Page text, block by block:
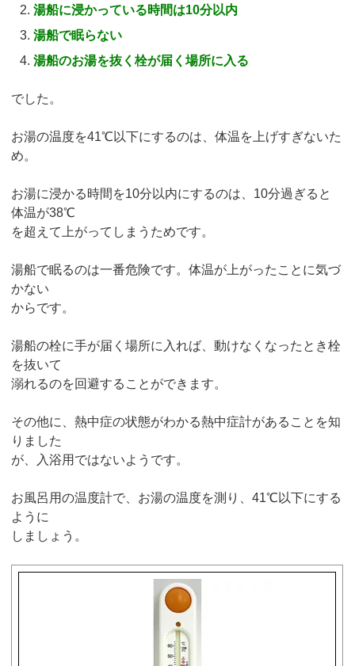
湯船に浸かっている時間は10分以内
湯船で眠らない
湯船のお湯を抜く栓が届く場所に入る
でした。
お湯の温度を41℃以下にするのは、体温を上げすぎないた
め。
お湯に浸かる時間を10分以内にするのは、10分過ぎると
体温が38℃
を超えて上がってしまうためです。
湯船で眠るのは一番危険です。体温が上がったことに気づ
かない
からです。
湯船の栓に手が届く場所に入れば、動けなくなったとき栓
を抜いて
溺れるのを回避することができます。
その他に、熱中症の状態がわかる熱中症計があることを知
りました
が、入浴用ではないようです。
お風呂用の温度計で、お湯の温度を測り、41℃以下にする
ように
しましょう。